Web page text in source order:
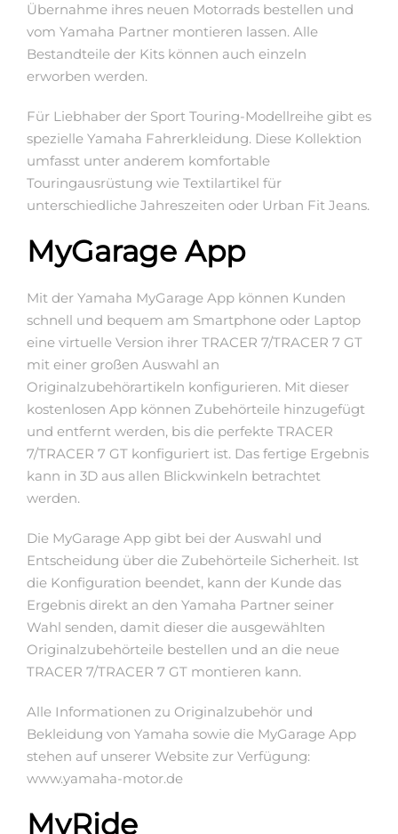
Übernahme ihres neuen Motorrads bestellen und
vom Yamaha Partner montieren lassen. Alle
Bestandteile der Kits können auch einzeln
erworben werden.
Für Liebhaber der Sport Touring-Modellreihe gibt es
spezielle Yamaha Fahrerkleidung. Diese Kollektion
umfasst unter anderem komfortable
Touringausrüstung wie Textilartikel für
unterschiedliche Jahreszeiten oder Urban Fit Jeans.
MyGarage App
Mit der Yamaha MyGarage App können Kunden
schnell und bequem am Smartphone oder Laptop
eine virtuelle Version ihrer TRACER 7/TRACER 7 GT
mit einer großen Auswahl an
Originalzubehörartikeln konfigurieren. Mit dieser
kostenlosen App können Zubehörteile hinzugefügt
und entfernt werden, bis die perfekte TRACER
7/TRACER 7 GT konfiguriert ist. Das fertige Ergebnis
kann in 3D aus allen Blickwinkeln betrachtet
werden.
Die MyGarage App gibt bei der Auswahl und
Entscheidung über die Zubehörteile Sicherheit. Ist
die Konfiguration beendet, kann der Kunde das
Ergebnis direkt an den Yamaha Partner seiner
Wahl senden, damit dieser die ausgewählten
Originalzubehörteile bestellen und an die neue
TRACER 7/TRACER 7 GT montieren kann.
Alle Informationen zu Originalzubehör und
Bekleidung von Yamaha sowie die MyGarage App
stehen auf unserer Website zur Verfügung:
www.yamaha-motor.de
MyRide